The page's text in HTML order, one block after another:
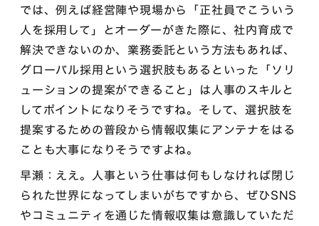
では、例えば経営陣や現場から「正社員でこういう
人を採用して」とオーダーがきた際に、社内育成で
解決できないのか、業務委託という方法もあれば、
グローバル採用という選択肢もあるといった「ソリ
ューションの提案ができること」は人事のスキルと
してポイントになりそうですね。そして、選択肢を
提案するための普段から情報収集にアンテナをはる
ことも大事になりそうですよね。
早瀬：ええ。人事という仕事は何もしなければ閉じ
られた世界になってしまいがちですから、ぜひSNS
やコミュニティを通じた情報収集は意識していただ